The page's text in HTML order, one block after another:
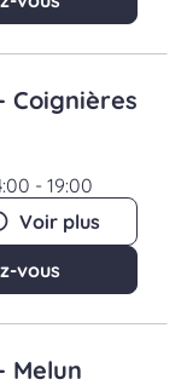
Coignières
- 19:00
Voir plus
vous
Melun